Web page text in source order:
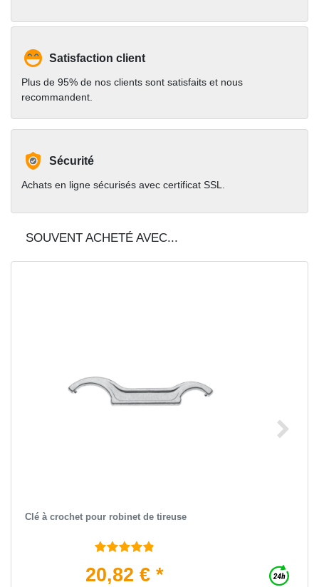
Satisfaction client
Plus de 95% de nos clients sont satisfaits et nous
recommandent.
Sécurité
Achats en ligne sécurisés avec certificat SSL.
SOUVENT ACHETÉ AVEC...
Clé à crochet pour robinet de tireuse
20,82 € *